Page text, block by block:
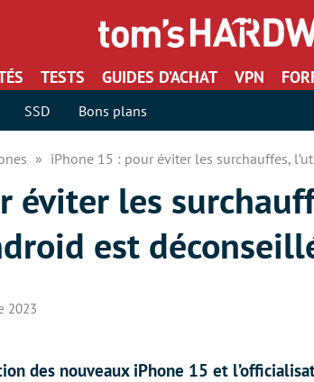
TESTS GUIDES D’ACHAT VPN
SSD Bons plans
iPhone 15 : pour éviter les surchauffes,
éviter les
est
2023
des nouveaux iPhone 15 et